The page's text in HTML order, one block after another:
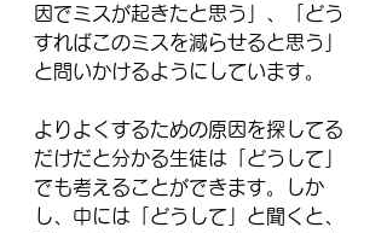
因でミスが起きたと思う」、「どう
すればこのミスを減らせると思う」
と問いかけるようにしています。
よりよくするための原因を探してる
だけだと分かる生徒は「どうして」
でも考えることができます。しか
し、中には「どうして」と聞くと、